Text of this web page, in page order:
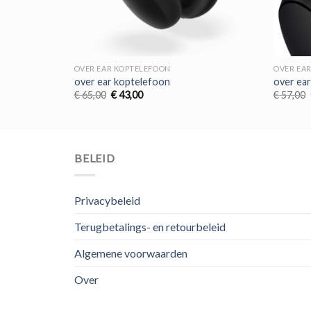
OVER EAR KOPTELEFOON
over ear koptelefoon
€65,00 Oorspronkelijke
€43,00Huidige
OVER
over
€57,00
BELEID
Privacybeleid
Terugbetalings- en retourbeleid
Algemene voorwaarden
Over